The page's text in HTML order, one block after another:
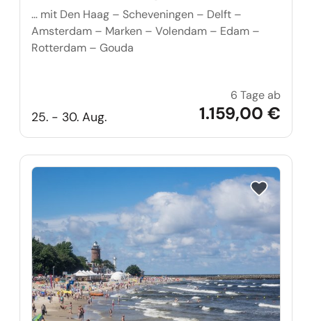
… mit Den Haag – Scheveningen – Delft –
Amsterdam – Marken – Volendam – Edam –
Rotterdam – Gouda
25. - 30. Aug.
6 Tage ab
1.159,00 €
Reise auf